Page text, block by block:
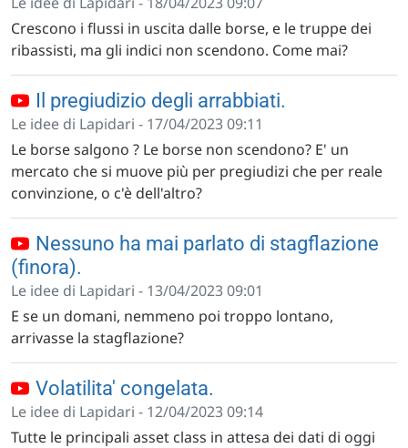
Crescono i flussi in uscita dalle borse, e le truppe dei
ribassisti, ma gli indici non scendono. Come mai?
Il pregiudizio degli arrabbiati.
Le idee di Lapidari - 17/04/2023 09:11
Le borse salgono ? Le borse non scendono? E' un
mercato che si muove più per pregiudizi che per reale
convinzione, o c'è dell'altro?
Nessuno ha mai parlato di stagflazione
(finora).
Le idee di Lapidari - 13/04/2023 09:01
E se un domani, nemmeno poi troppo lontano,
arrivasse la stagflazione?
Volatilita' congelata.
Le idee di Lapidari - 12/04/2023 09:14
Tutte le principali asset class in attesa dei dati di oggi